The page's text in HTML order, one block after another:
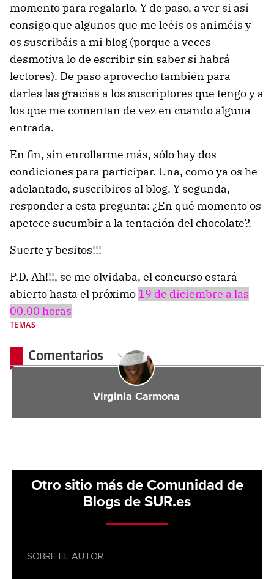
momento para regalarlo. Y de paso, a ver si así
consigo que algunos que me leéis os animéis y
os suscribáis a mi blog (porque a veces
desmotiva lo de escribir sin saber si habrá
lectores). De paso aprovecho también para
darles las gracias a los suscriptores que tengo y a
los que me comentan de vez en cuando alguna
entrada.
En fin, sin enrollarme más, sólo hay dos
condiciones para participar. Una, como ya os he
adelantado, suscribiros al blog. Y segunda,
responder a esta pregunta: ¿En qué momento os
apetece sucumbir a la tentación del chocolate?.
Suerte y besitos!!!
P.D. Ah!!!, se me olvidaba, el concurso estará
abierto hasta el próximo 19 de diciembre a las
00.00 horas
TEMAS
Comentarios
Virginia Carmona
Otro sitio más de Comunidad de
Blogs de SUR.es
SOBRE EL AUTOR